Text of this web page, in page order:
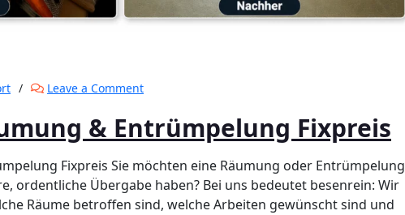
/ Leave a Commenton
Räumung
&
Fixpreis
& Entrümpelung Fixpreis
Fixpreis Sie möchten eine Räumung oder Entrümpelung
ordentliche Übergabe haben? Bei uns bedeutet besenrein: Wir
Räume betroffen sind, welche Arbeiten gewünscht sind und